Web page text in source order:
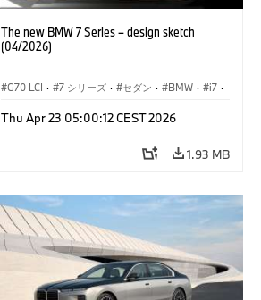
The new BMW 7 Series – design sketch
(04/2026)
G70 LCI · 7 シリーズ · セダン · BMW · i7 ·
M モデル
Thu Apr 23 05:00:12 CEST 2026
1.93 MB